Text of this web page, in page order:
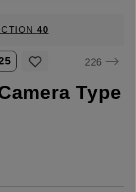
40
226
Type